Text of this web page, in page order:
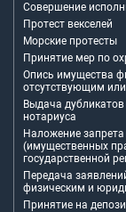
Совершение
Протест векселей
Морские протесты
Принятие мер по
Опись имущества
отсутствующим
Выдача
нотариуса
Наложение
(имущественных
государственной
Передача
физическим и
Принятие на